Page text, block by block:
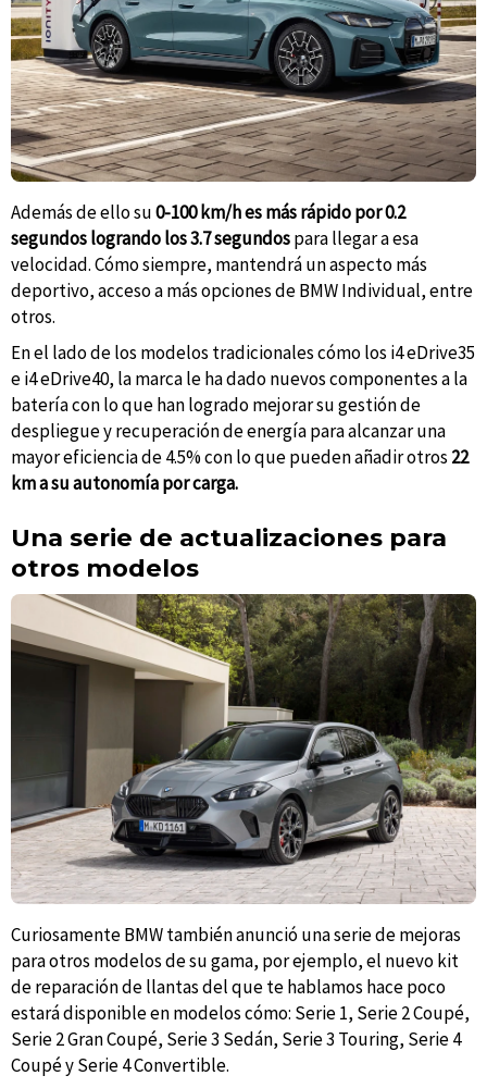
Además de ello su0-100 km/h es más rápido por 0.2
segundos logrando los 3.7 segundospara llegar a esa
velocidad. Cómo siempre, mantendrá un aspecto más
deportivo, acceso a más opciones de BMW Individual, entre
otros.
En el lado de los modelos tradicionales cómo los i4 eDrive35
e i4 eDrive40, la marca le ha dado nuevos componentes a la
batería con lo que han logrado mejorar su gestión de
despliegue y recuperación de energía para alcanzar una
mayor eficiencia de 4.5% con lo que pueden añadir otros 22
km a su autonomía por carga.
Una serie de actualizaciones para
otros modelos
Curiosamente BMW también anunció una serie de mejoras
para otros modelos de su gama, por ejemplo, el nuevo kit
de reparación de llantas del que te hablamos hace poco
estará disponible en modelos cómo: Serie 1, Serie 2 Coupé,
Serie 2 Gran Coupé, Serie 3 Sedán, Serie 3 Touring, Serie 4
Coupé y Serie 4 Convertible.